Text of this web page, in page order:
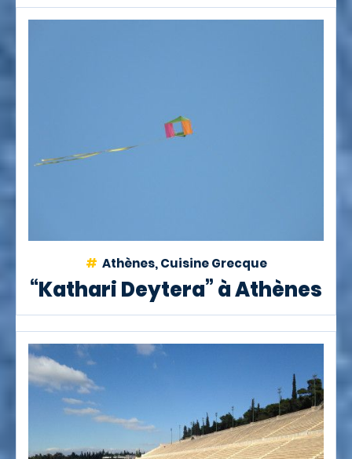
Athènes, Cuisine Grecque
“Kathari Deytera” à Athènes